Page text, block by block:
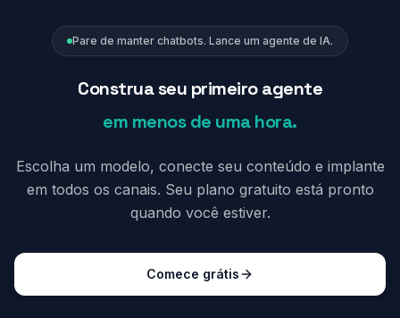
Pare de manter chatbots. Lance um agente de IA.
Construa seu primeiro agente
em menos de uma hora.
Escolha um modelo, conecte seu conteúdo e implante
em todos os canais. Seu plano gratuito está pronto
quando você estiver.
Comece grátis